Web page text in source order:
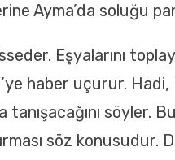
Ayma’da soluğu
Eşyalarını
haber uçurur. Hadi,
söyler.
söz